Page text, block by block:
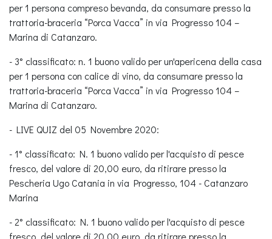
per 1 persona compreso bevanda, da consumare presso la
trattoria-braceria “Porca Vacca” in via Progresso 104 –
Marina di Catanzaro.
- 3° classificato: n. 1 buono valido per un'apericena della casa
per 1 persona con calice di vino, da consumare presso la
trattoria-braceria “Porca Vacca” in via Progresso 104 –
Marina di Catanzaro.
- LIVE QUIZ del 05 Novembre 2020:
- 1° classificato: N. 1 buono valido per l'acquisto di pesce
fresco, del valore di 20,00 euro, da ritirare presso la
Pescheria Ugo Catania in via Progresso, 104 - Catanzaro
Marina
- 2° classificato: N. 1 buono valido per l'acquisto di pesce
fresco, del valore di 20,00 euro, da ritirare presso la